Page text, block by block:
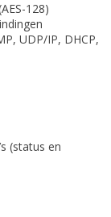
128)
UDP/IP, DHCP,
(status en